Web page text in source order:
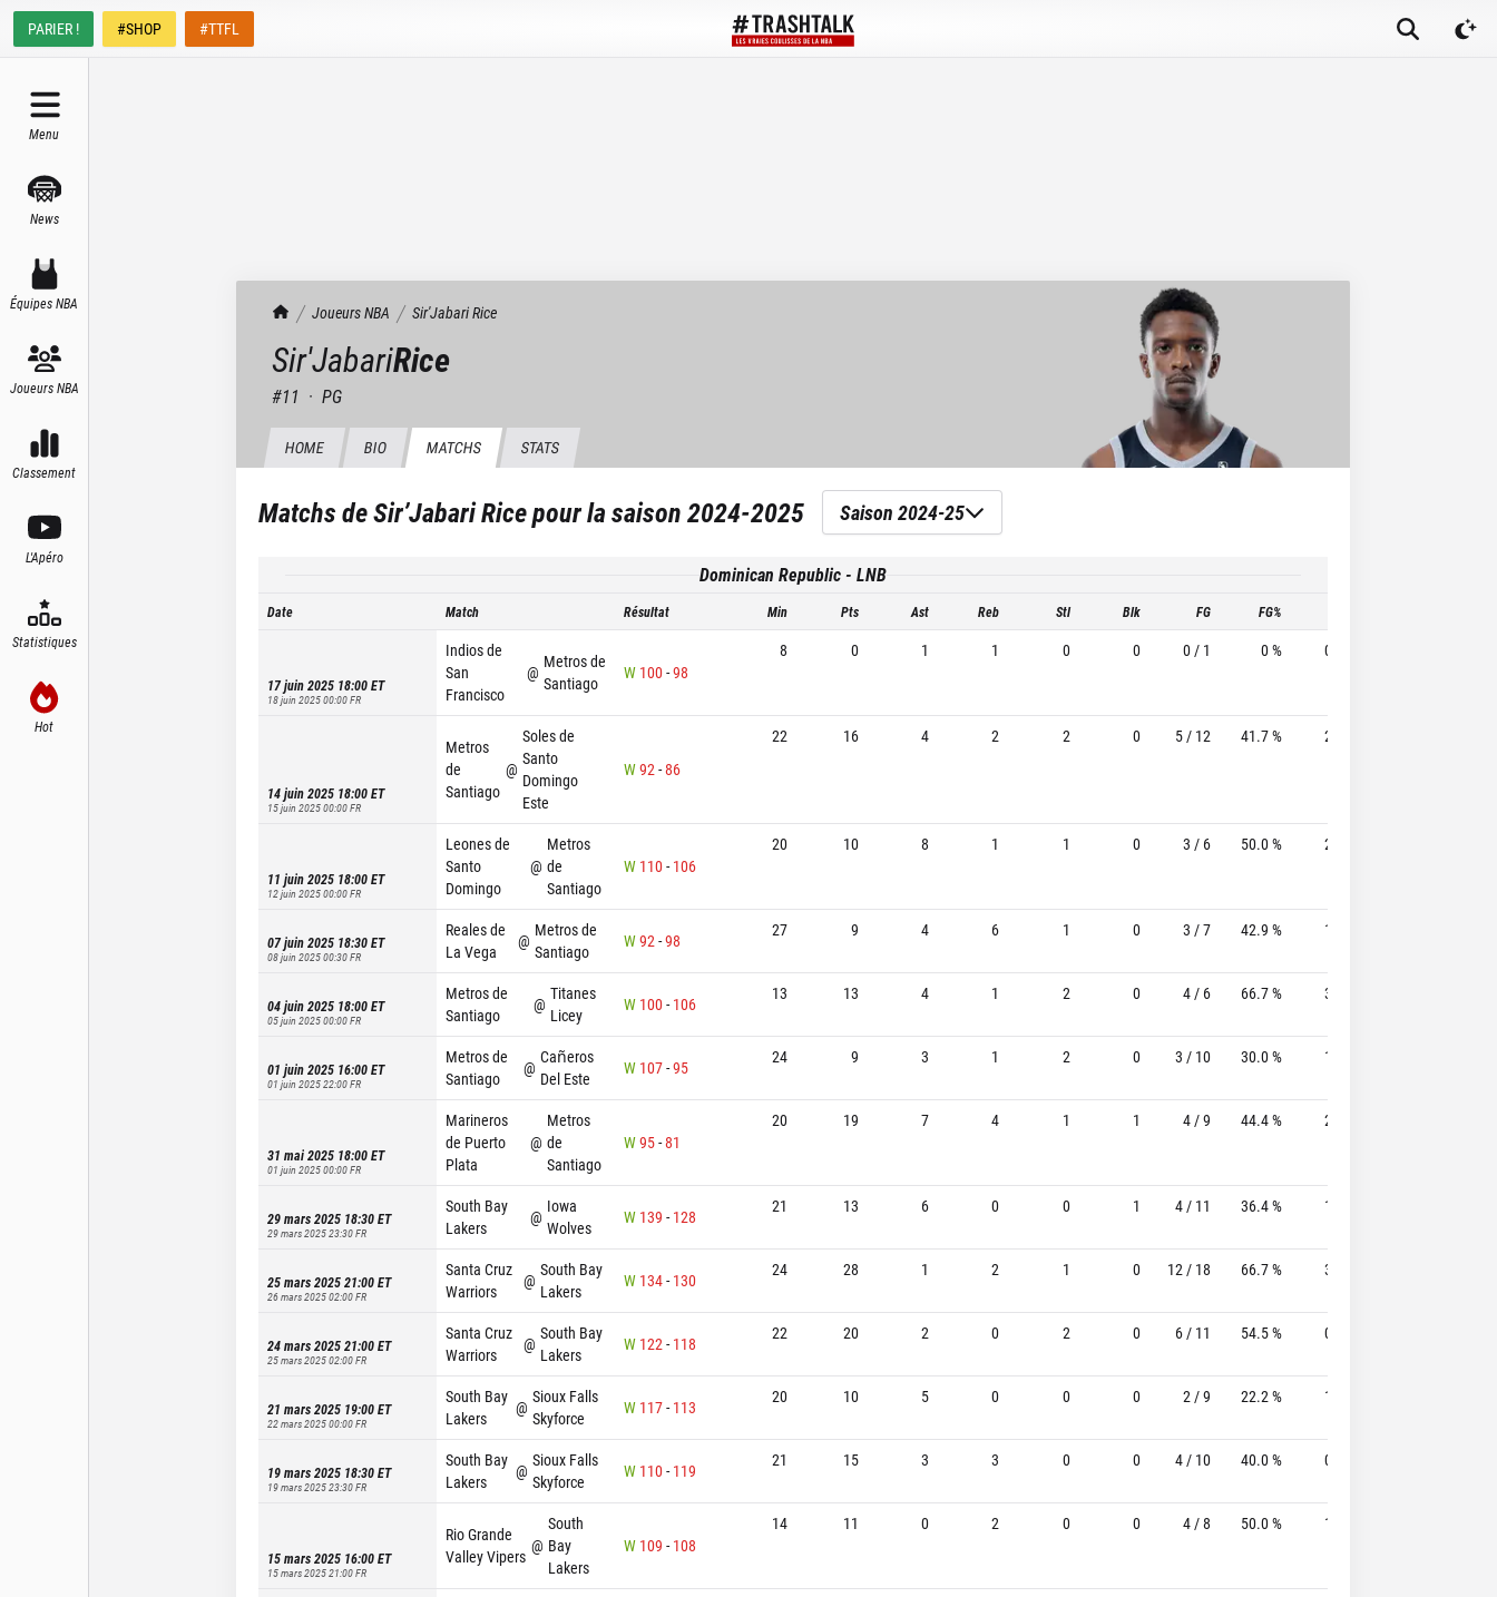
PARIER ! #SHOP #TTFL
Menu
News
Équipes NBA
Joueurs NBA
Classement
L'Apéro
Statistiques
Hot
TrashTalk Actu NBA
Joueurs NBA Sir'JabariRice
Sir'JabariRice
#11 · PG
HOME BIO MATCHS STATS
Matchs deSir’Jabari Ricepour la saison2024-2025 Saison 2024-25
Dominican Republic - LNB
Date Match Résultat Min Pts Ast Reb Stl Blk FG FG%
17 juin 2025 18:00ET
18 juin 2025 00:00FR
Indios de
San
Francisco
@
Metros de
Santiago
W 100-98
8 0 1 1 0 0 0 / 1 0 % 0 / 0
14 juin 2025 18:00ET
15 juin 2025 00:00FR
Metros
de
Santiago
@
Soles de
Santo
Domingo
Este
W92-86
22 16 4 2 2 0 5 / 12 41.7 % 2 / 8
11 juin 2025 18:00ET
12 juin 2025 00:00FR
Leones de
Santo
Domingo
@
Metros
de
Santiago
W 110- 106
20 10 8 1 1 0 3 / 6 50.0 % 2 / 3
07 juin 2025 18:30ET
08 juin 2025 00:30FR
Reales de
La Vega
@
Metros de
Santiago
W92-98
27 9 4 6 1 0 3 / 7 42.9 % 1 / 2
04 juin 2025 18:00ET
05 juin 2025 00:00FR
Metros de
Santiago
@
Titanes
Licey
W 100- 106
13 13 4 1 2 0 4 / 6 66.7 % 3 / 5
01 juin 2025 16:00ET
01 juin 2025 22:00FR
Metros de
Santiago
@
Cañeros
Del Este
W 107-95
24 9 3 1 2 0 3 / 10 30.0 % 1 / 5
31 mai 2025 18:00ET
01 juin 2025 00:00FR
Marineros
de Puerto
Plata
@
Metros
de
Santiago
W95-81
20 19 7 4 1 1 4 / 9 44.4 % 2 / 5
29 mars 2025 18:30ET
29 mars 2025 23:30FR
South Bay
Lakers
@
Iowa
Wolves
W 139 - 128
21 13 6 0 0 1 4 / 11 36.4 % 1 / 6
25 mars 2025 21:00ET
26 mars 2025 02:00FR
Santa Cruz
Warriors
@
South Bay
Lakers
W 134- 130
24 28 1 2 1 0 12 / 18 66.7 % 3 / 4
24 mars 2025 21:00ET
25 mars 2025 02:00FR
Santa Cruz
Warriors
@
South Bay
Lakers
W 122- 118
22 20 2 0 2 0 6 / 11 54.5 % 0 / 3
21 mars 2025 19:00ET
22 mars 2025 00:00FR
South Bay
Lakers
@
Sioux Falls
Skyforce
W 117- 113
20 10 5 0 0 0 2 / 9 22.2 % 1 / 4
19 mars 2025 18:30ET
19 mars 2025 23:30FR
South Bay
Lakers
@
Sioux Falls
Skyforce
W 110- 119
21 15 3 3 0 0 4 / 10 40.0 % 0 / 1
15 mars 2025 16:00ET
15 mars 2025 21:00FR
Rio Grande
Valley Vipers
@
South
Bay
Lakers
W 109 - 108
14 11 0 2 0 0 4 / 8 50.0 % 1 / 3